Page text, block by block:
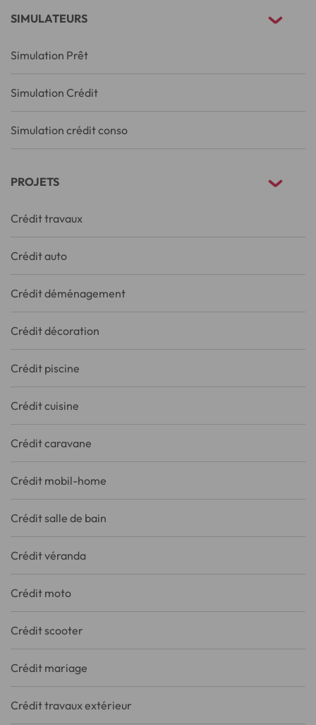
SIMULATEURS
Simulation Prêt
Simulation Crédit
Simulation crédit conso
PROJETS
Crédit travaux
Crédit auto
Crédit déménagement
Crédit décoration
Crédit piscine
Crédit cuisine
Crédit caravane
Crédit mobil-home
Crédit salle de bain
Crédit véranda
Crédit moto
Crédit scooter
Crédit mariage
Crédit travaux extérieur